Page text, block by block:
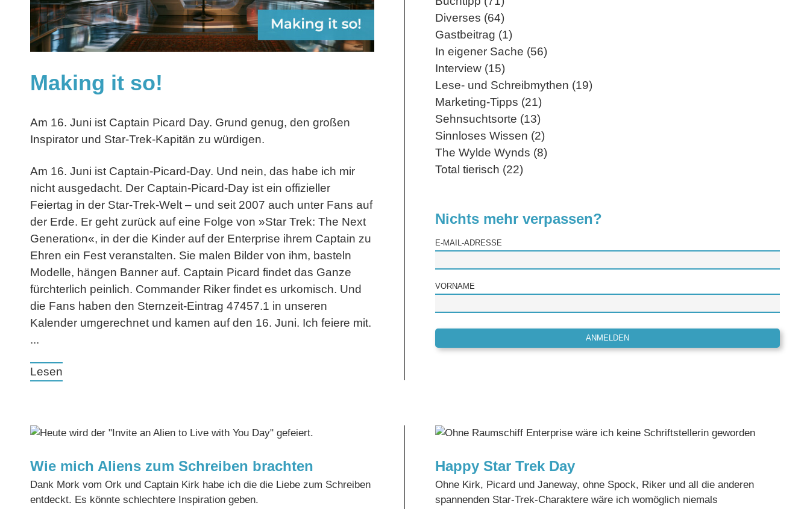
Making it so!
Am 16. Juni ist Captain Picard Day. Grund genug, den großen
Inspirator und Star-Trek-Kapitän zu würdigen.
Am 16. Juni ist Captain-Picard-Day. Und nein, das habe ich mir
nicht ausgedacht. Der Captain-Picard-Day ist ein offizieller
Feiertag in der Star-Trek-Welt – und seit 2007 auch unter Fans auf
der Erde. Er geht zurück auf eine Folge von »Star Trek: The Next
Generation«, in der die Kinder auf der Enterprise ihrem Captain zu
Ehren ein Fest veranstalten. Sie malen Bilder von ihm, basteln
Modelle, hängen Banner auf. Captain Picard findet das Ganze
fürchterlich peinlich. Commander Riker findet es urkomisch. Und
die Fans haben den Sternzeit-Eintrag 47457.1 in unseren
Kalender umgerechnet und kamen auf den 16. Juni. Ich feiere mit.
...
Lesen
Diverses (64)
Gastbeitrag (1)
In eigener Sache (56)
Interview (15)
Lese- und Schreibmythen (19)
Marketing-Tipps (21)
Sehnsuchtsorte (13)
Sinnloses Wissen (2)
The Wylde Wynds (8)
Total tierisch (22)
Nichts mehr verpassen?
E-MAIL-ADRESSE
VORNAME
Wie mich Aliens zum Schreiben brachten
Dank Mork vom Ork und Captain Kirk habe ich die die Liebe zum Schreiben
entdeckt. Es könnte schlechtere Inspiration geben.
Happy Star Trek Day
Ohne Kirk, Picard und Janeway, ohne Spock, Riker und all die anderen
spannenden Star-Trek-Charaktere wäre ich womöglich niemals